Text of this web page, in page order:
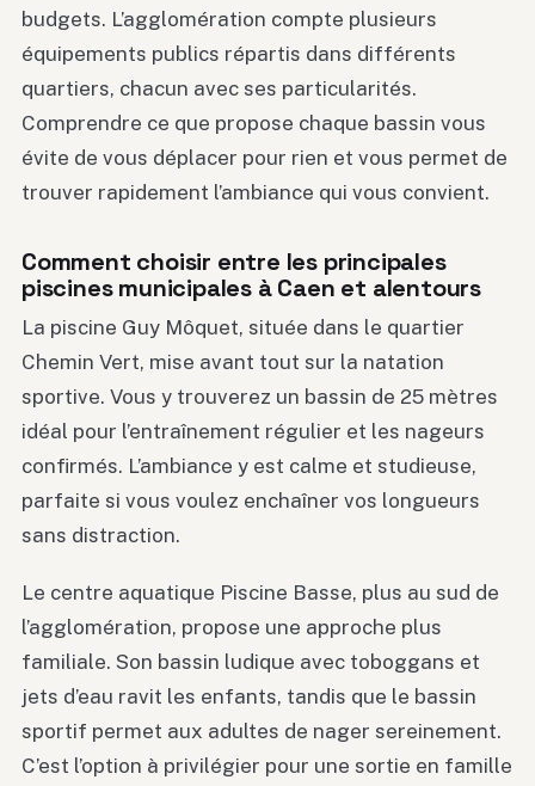
budgets. L’agglomération compte plusieurs
équipements publics répartis dans différents
quartiers, chacun avec ses particularités.
Comprendre ce que propose chaque bassin vous
évite de vous déplacer pour rien et vous permet de
trouver rapidement l’ambiance qui vous convient.
Comment choisir entre les principales
piscines municipales à Caen et alentours
La piscine Guy Môquet, située dans le quartier
Chemin Vert, mise avant tout sur la natation
sportive. Vous y trouverez un bassin de 25 mètres
idéal pour l’entraînement régulier et les nageurs
confirmés. L’ambiance y est calme et studieuse,
parfaite si vous voulez enchaîner vos longueurs
sans distraction.
Le centre aquatique Piscine Basse, plus au sud de
l’agglomération, propose une approche plus
familiale. Son bassin ludique avec toboggans et
jets d’eau ravit les enfants, tandis que le bassin
sportif permet aux adultes de nager sereinement.
C’est l’option à privilégier pour une sortie en famille